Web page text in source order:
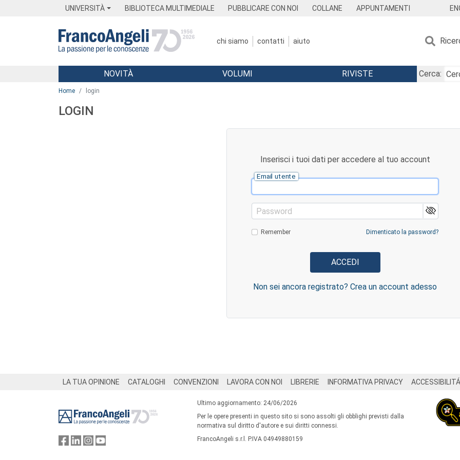
UNIVERSITÀ BIBLIOTECA MULTIMEDIALE PUBBLICARE CON NOI COLLANE APPUNTAMENTI
chi siamo contatti aiuto
Menu
NOVITÀ VOLUMI RIVISTE
Cerca:
Home login
LOGIN
Inserisci i tuoi dati per accedere al tuo account
Email utente
Password
Remember Dimenticato la password?
Non sei ancora registrato? Crea un account adesso
LA TUA OPINIONE CATALOGHI CONVENZIONI LAVORA CON NOI LIBRERIE INFORMATIVA PRIVACY ACCESSIBILITÁ
Ultimo aggiornamento: 24/06/2026
Per le opere presenti in questo sito si sono assolti gli obblighi previsti dalla
normativa sul diritto d'autore e sui diritti connessi.
FrancoAngeli s.r.l. P.IVA 04949880159